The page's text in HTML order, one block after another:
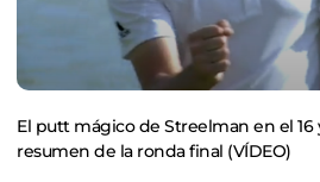
El putt mágico de Streelman en el 16
resumen de la ronda final (VÍDEO)